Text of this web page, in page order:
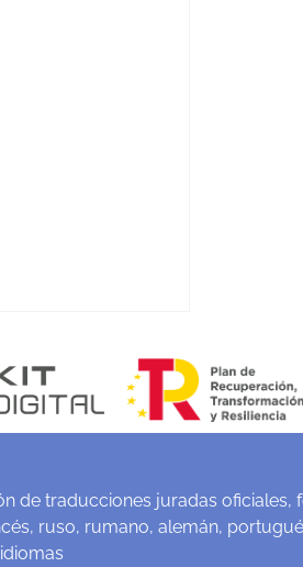
de traducciones juradas
ruso, rumano, alemán,